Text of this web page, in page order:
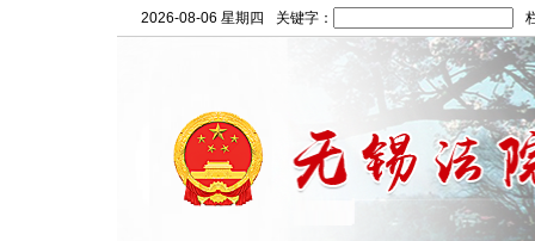
2026-08-06 星期四 关键字：